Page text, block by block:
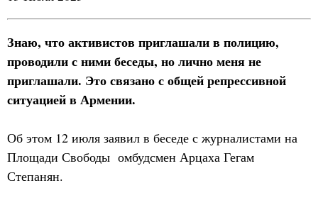
Знаю, что активистов приглашали в полицию,
проводили с ними беседы, но лично меня не
приглашали. Это связано с общей репрессивной
ситуацией в Армении.
Об этом 12 июля заявил в беседе с журналистами на
Площади Свободы омбудсмен Арцаха Гегам
Степанян.